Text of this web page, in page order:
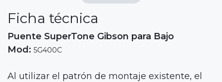
Ficha técnica
Puente SuperTone Gibson para Bajo
Mod: 5G400C
Al utilizar el patrón de montaje existente, el